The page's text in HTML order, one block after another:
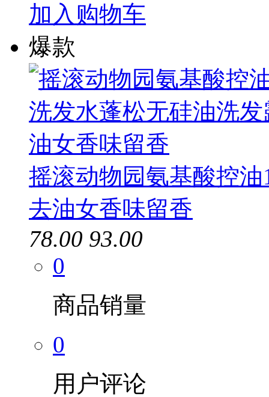
加入购物车
爆款
摇滚动物园氨基酸控
去油女香味留香
78.00 93.00
0
商品销量
0
用户评论